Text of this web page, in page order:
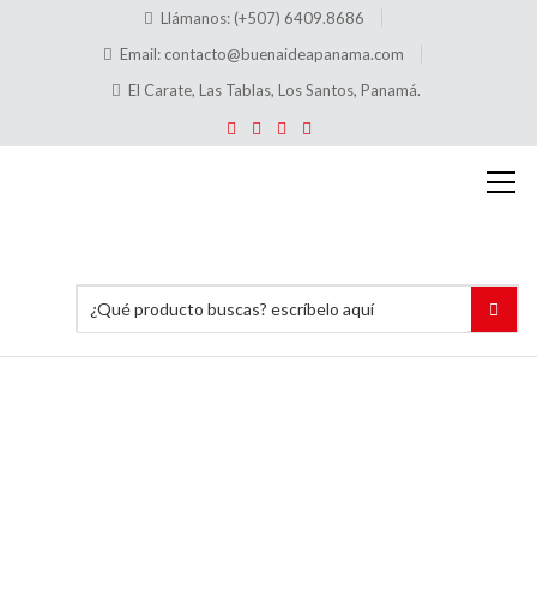
Llámanos: (+507) 6409.8686
Email: contacto@buenaideapanama.com
El Carate, Las Tablas, Los Santos, Panamá.